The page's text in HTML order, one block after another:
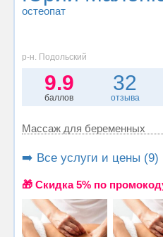
остеопат
р-н. Подольский
9.9
баллов
32
отзыва
Массаж для беременных
➡️ Все услуги и цены (9)
🎁 Cкидка 5% по